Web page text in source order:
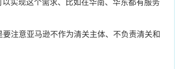
注意亚马逊不作为清关主体、不负责清关和